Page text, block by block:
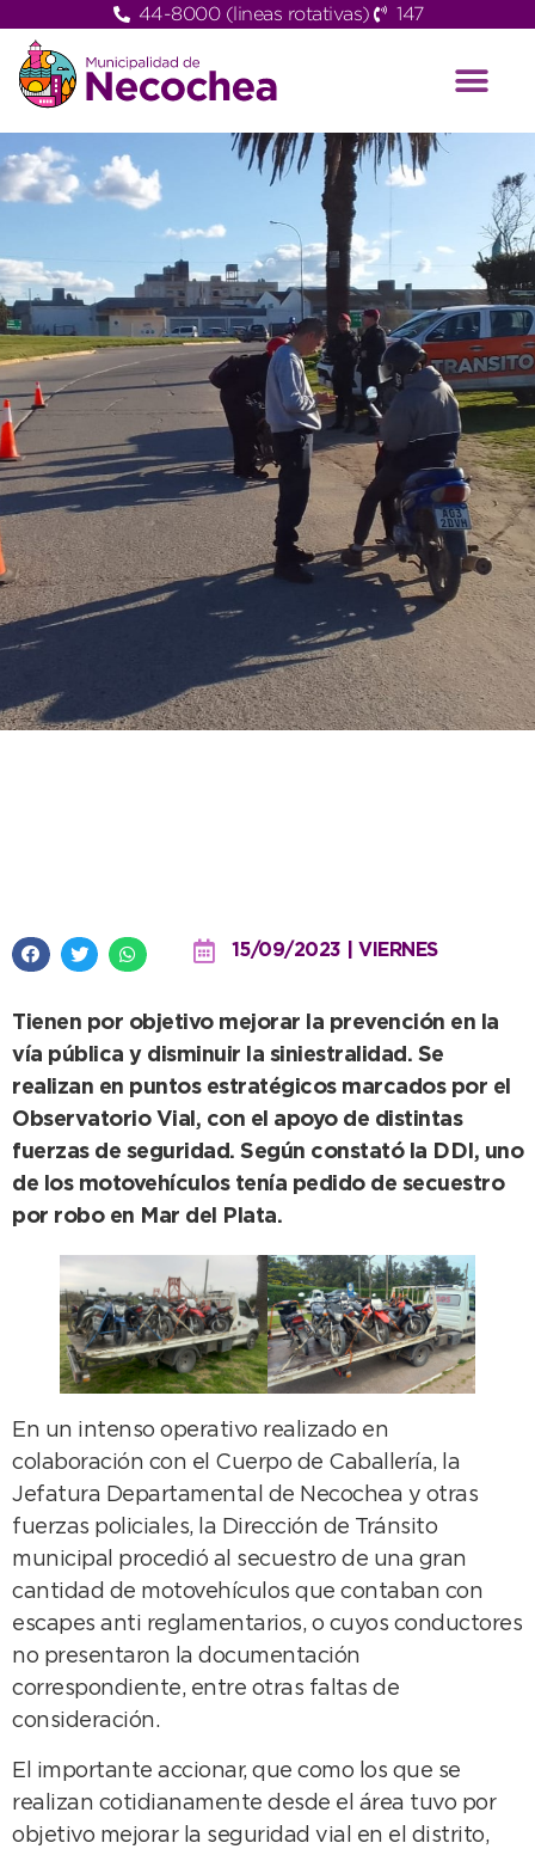
44-8000 (lineas rotativas) 147
15/09/2023 | VIERNES
Tienen por objetivo mejorar la prevención en la
vía pública y disminuir la siniestralidad. Se
realizan en puntos estratégicos marcados por el
Observatorio Vial, con el apoyo de distintas
fuerzas de seguridad. Según constató la DDI, uno
de los motovehículos tenía pedido de secuestro
por robo en Mar del Plata.
En un intenso operativo realizado en
colaboración con el Cuerpo de Caballería, la
Jefatura Departamental de Necochea y otras
fuerzas policiales, la Dirección de Tránsito
municipal procedió al secuestro de una gran
cantidad de motovehículos que contaban con
escapes anti reglamentarios, o cuyos conductores
no presentaron la documentación
correspondiente, entre otras faltas de
consideración.
El importante accionar, que como los que se
realizan cotidianamente desde el área tuvo por
objetivo mejorar la seguridad vial en el distrito,